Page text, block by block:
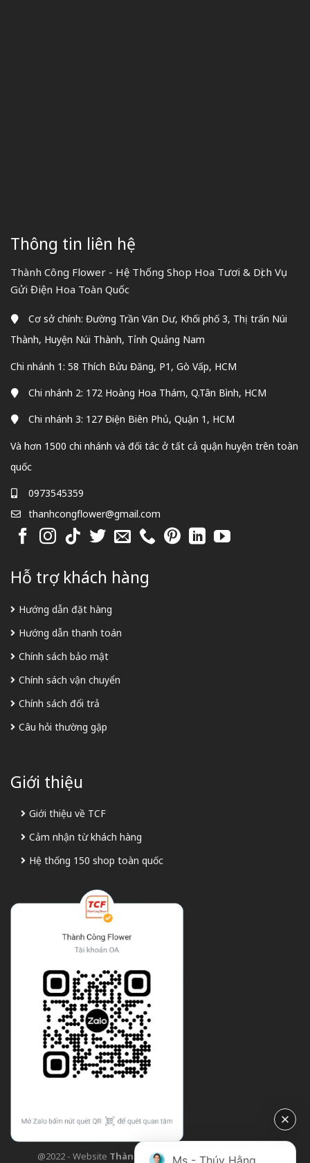
Thông tin liên hệ
Thành Công Flower - Hệ Thống Shop Hoa Tươi & Dịch Vụ
Gửi Điện Hoa Toàn Quốc
Cơ sở chính: Đường Trần Văn Dư, Khối phố 3, Thị trấn Núi
Thành, Huyện Núi Thành, Tỉnh Quảng Nam
Chi nhánh 1: 58 Thích Bửu Đăng, P1, Gò Vấp, HCM
Chi nhánh 2: 172 Hoàng Hoa Thám, Q.Tân Bình, HCM
Chi nhánh 3: 127 Điện Biên Phủ, Quận 1, HCM
Và hơn 1500 chi nhánh và đối tác ở tất cả quận huyện trên toàn
quốc
0973545359
thanhcongflower@gmail.com
Hỗ trợ khách hàng
Hướng dẫn đặt hàng
Hướng dẫn thanh toán
Chính sách bảo mật
Chính sách vận chuyển
Chính sách đổi trả
Câu hỏi thường gặp
Giới thiệu
Giới thiệu về TCF
Cảm nhận từ khách hàng
Hệ thống 150 shop toàn quốc
@2022 - Website Thành Công Flower| Design bởi
Ms - Thúy Hằng